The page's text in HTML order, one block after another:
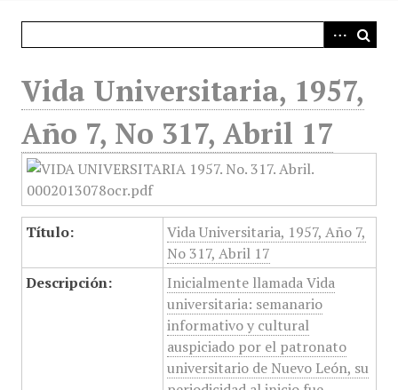
Vida Universitaria, 1957,
Año 7, No 317, Abril 17
Título:
Vida Universitaria, 1957, Año 7,
No 317, Abril 17
Descripción:
Inicialmente llamada Vida
universitaria: semanario
informativo y cultural
auspiciado por el patronato
universitario de Nuevo León, su